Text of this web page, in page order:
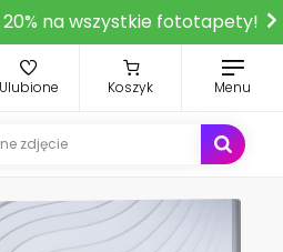
na wszystkie fototapety!
Ulubione Koszyk Menu